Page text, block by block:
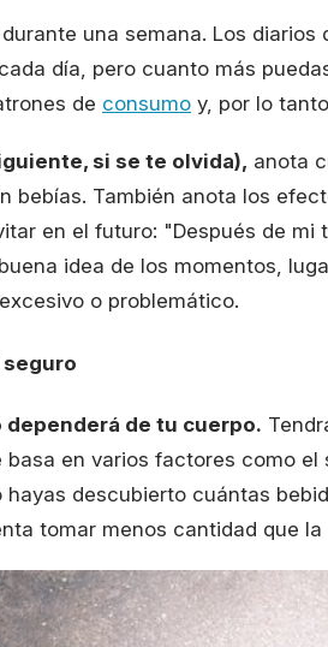
una semana. Los
día, pero cuanto más
de consumo y, por lo
si se te olvida), anota
bebías. También anota los
en el futuro: "Después de
idea de los momentos,
o problemático.
de tu cuerpo.
en varios factores como
hayas descubierto cuántas
tomar menos cantidad que la